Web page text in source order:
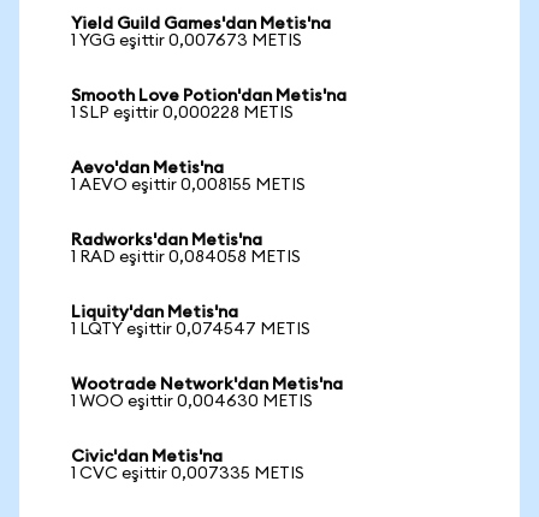
Yield Guild Games'dan Metis'na
1 YGG eşittir 0,007673 METIS
Smooth Love Potion'dan Metis'na
1 SLP eşittir 0,000228 METIS
Aevo'dan Metis'na
1 AEVO eşittir 0,008155 METIS
Radworks'dan Metis'na
1 RAD eşittir 0,084058 METIS
Liquity'dan Metis'na
1 LQTY eşittir 0,074547 METIS
Wootrade Network'dan Metis'na
1 WOO eşittir 0,004630 METIS
Civic'dan Metis'na
1 CVC eşittir 0,007335 METIS